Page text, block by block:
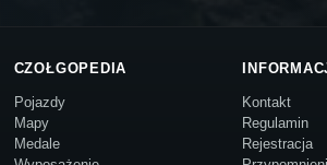
CZOŁGOPEDIA
Pojazdy
Mapy
Medale
Kontakt
Regulamin
Rejestracja